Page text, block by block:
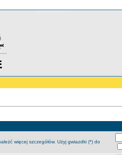
więcej szczegółów. Użyj gwiazdki (*) do